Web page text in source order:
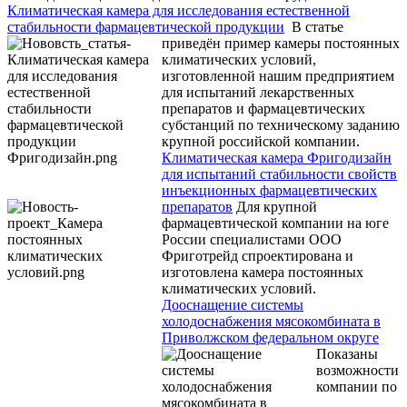
Климатическая камера для исследования естественной
стабильности фармацевтической продукции В статье
приведён пример камеры постоянных
климатических условий,
изготовленной нашим предприятием
для испытаний лекарственных
препаратов и фармацевтических
субстанций по техническому заданию
крупной российской компании.
Климатическая камера Фригодизайн
для испытаний стабильности свойств
инъекционных фармацевтических
препаратов Для крупной
фармацевтической компании на юге
России специалистами ООО
Фриготрейд спроектирована и
изготовлена камера постоянных
климатических условий.
Дооснащение системы
холодоснабжения мясокомбината в
Приволжском федеральном округе
Показаны
возможности
компании по